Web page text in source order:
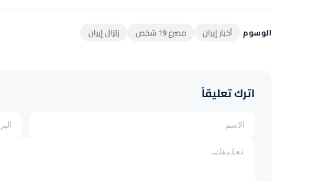
الوسوم أخبار إيران مصرع 19 شخص زلزال إيران
اترك تعليقاً